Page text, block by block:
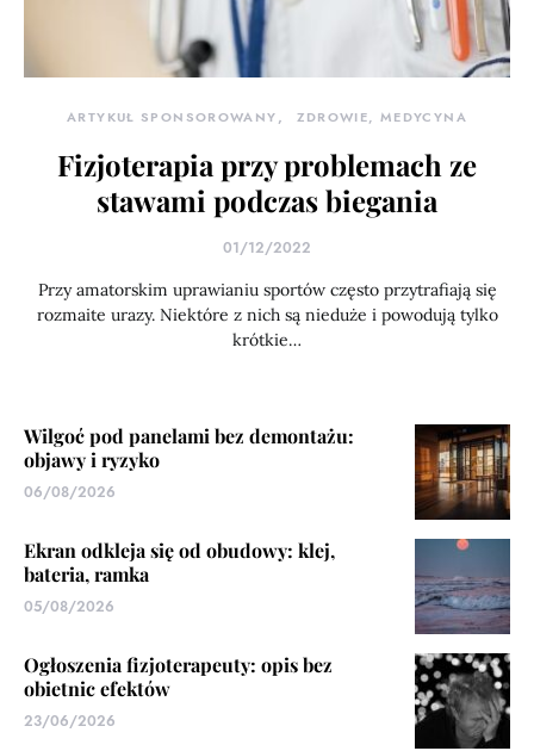
ARTYKUŁ SPONSOROWANY ZDROWIE, MEDYCYNA
Fizjoterapia przy problemach ze
stawami podczas biegania
01/12/2022
Przy amatorskim uprawianiu sportów często przytrafiają się
rozmaite urazy. Niektóre z nich są nieduże i powodują tylko
krótkie…
Wilgoć pod panelami bez demontażu:
objawy i ryzyko
06/08/2026
Ekran odkleja się od obudowy: klej,
bateria, ramka
05/08/2026
Ogłoszenia fizjoterapeuty: opis bez
obietnic efektów
23/06/2026